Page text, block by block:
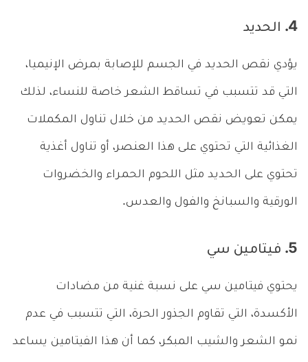
4. الحديد
يؤدي نقص الحديد في الجسم للإصابة بمرض الإنيميا،
التي قد تتسبب في تساقط الشعر خاصة للنساء، لذلك
يمكن تعويض نقص الحديد من خلال تناول المكملات
الغذائية التي تحتوي على هذا العنصر، أو تناول أغذية
تحتوي على الحديد مثل اللحوم الحمراء والخضروات
الورقية والسبانخ والفول والعدس.
5. فيتامين سي
يحتوي فيتامين سي على نسبة غنية من مضادات
الأكسدة، التي تقاوم الجذور الحرة، التي تتسبب في عدم
نمو الشعر والشيب المبكر، كما أن هذا الفيتامين يساعد